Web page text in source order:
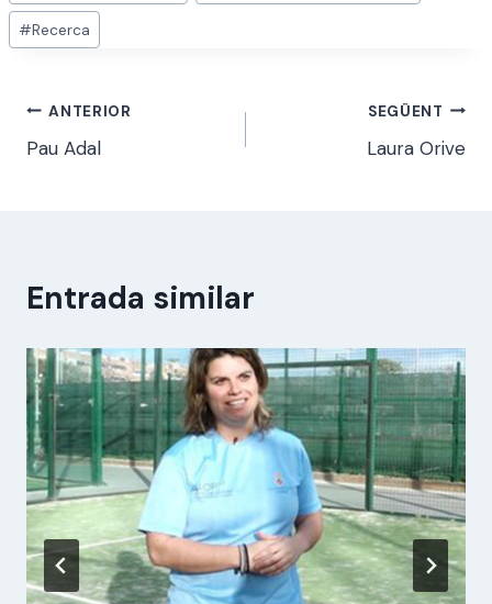
#Recerca
Navegació
d'entrades
ANTERIOR
Pau Adal
SEGÜENT
Laura Orive
Entrada similar